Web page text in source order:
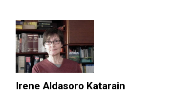
Irene Aldasoro Katarain